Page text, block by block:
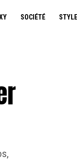
SOCIÉTÉ